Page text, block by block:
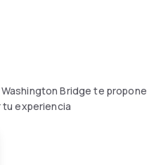
Bridge te propone
experiencia